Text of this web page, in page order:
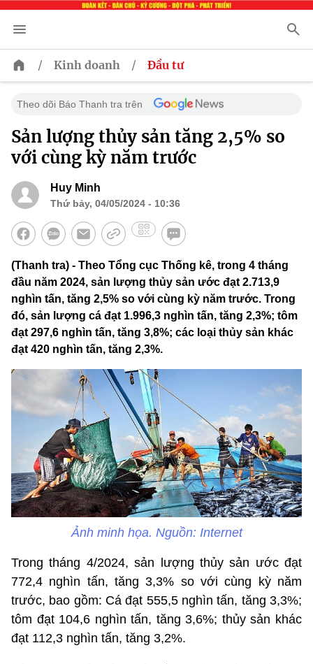
/ Kinh doanh / Đầu tư
Theo dõi Báo Thanh tra trên
Sản lượng thủy sản tăng 2,5% so
với cùng kỳ năm trước
Huy Minh
Thứ bảy, 04/05/2024 - 10:36
(Thanh tra) - Theo Tổng cục Thống kê, trong 4 tháng
đầu năm 2024, sản lượng thủy sản ước đạt 2.713,9
nghìn tấn, tăng 2,5% so với cùng kỳ năm trước. Trong
đó, sản lượng cá đạt 1.996,3 nghìn tấn, tăng 2,3%; tôm
đạt 297,6 nghìn tấn, tăng 3,8%; các loại thủy sản khác
đạt 420 nghìn tấn, tăng 2,3%.
Ảnh minh họa. Nguồn: Internet
Trong tháng 4/2024, sản lượng thủy sản ước đạt
772,4 nghìn tấn, tăng 3,3% so với cùng kỳ năm
trước, bao gồm: Cá đạt 555,5 nghìn tấn, tăng 3,3%;
tôm đạt 104,6 nghìn tấn, tăng 3,6%; thủy sản khác
đạt 112,3 nghìn tấn, tăng 3,2%.